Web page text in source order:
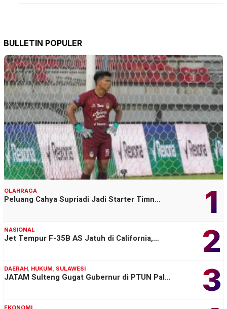
BULLETIN POPULER
1
OLAHRAGA
Peluang Cahya Supriadi Jadi Starter Timn…
2
NASIONAL
Jet Tempur F-35B AS Jatuh di California,…
3
DAERAH, HUKUM, SULAWESI
JATAM Sulteng Gugat Gubernur di PTUN Pal…
EKONOMI